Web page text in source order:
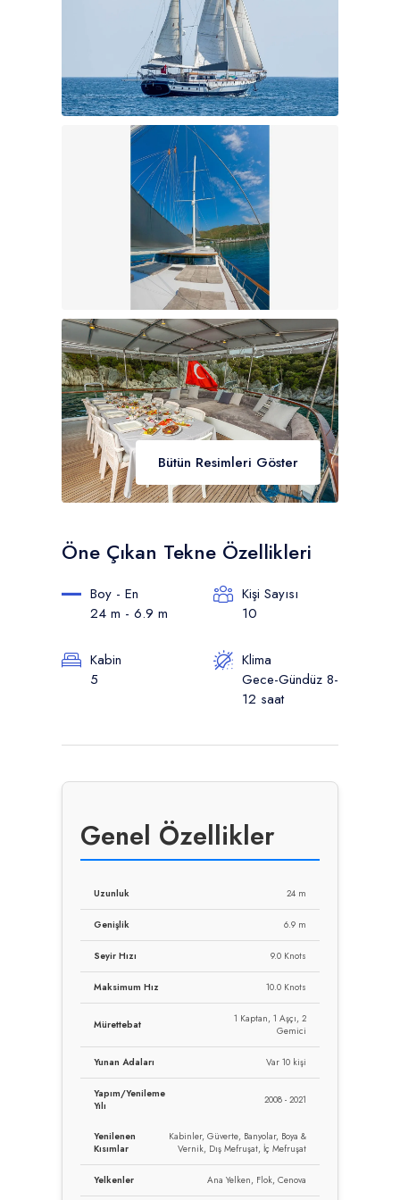
Bütün Resimleri Göster
Öne Çıkan Tekne Özellikleri
Boy - En
24 m - 6.9 m
Kişi Sayısı
10
Kabin
5
Klima
Gece-Gündüz 8-
12 saat
Genel Özellikler
Uzunluk 24 m
Genişlik 6.9 m
Seyir Hızı 9.0 Knots
Maksimum Hız 10.0 Knots
Mürettebat
1 Kaptan, 1 Aşçı, 2
Gemici
Yunan Adaları Var 10 kişi
Yapım/Yenileme
Yılı
2008 - 2021
Yenilenen
Kısımlar
Kabinler, Güverte, Banyolar, Boya &
Vernik, Dış Mefruşat, İç Mefruşat
Yelkenler Ana Yelken, Flok, Cenova